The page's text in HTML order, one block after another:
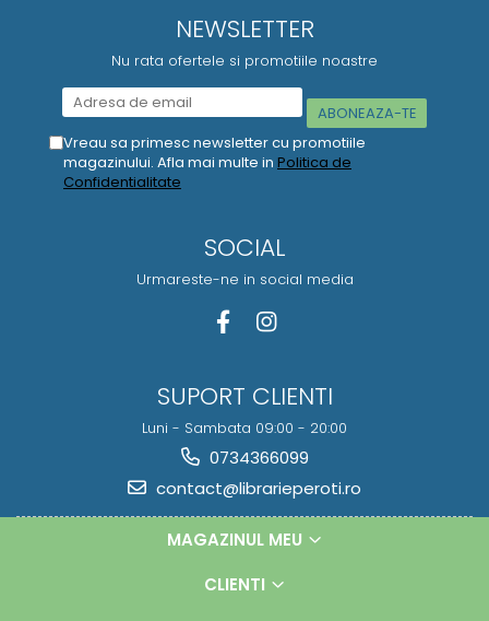
NEWSLETTER
Nu rata ofertele si promotiile noastre
Vreau sa primesc newsletter cu promotiile
magazinului. Afla mai multe in Politica de
Confidentialitate
SOCIAL
Urmareste-ne in social media
SUPORT CLIENTI
Luni - Sambata 09:00 - 20:00
0734366099
contact@librarieperoti.ro
MAGAZINUL MEU
CLIENTI